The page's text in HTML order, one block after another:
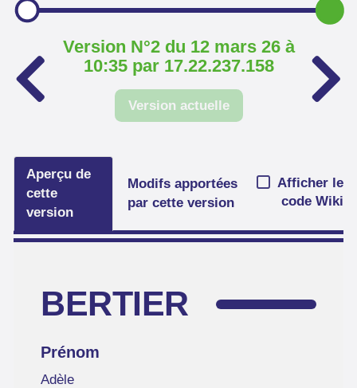
Version N°2 du 12 mars 26 à
10:35 par 17.22.237.158
Version actuelle
Aperçu de
cette
version
Modifs apportées
par cette version
Afficher le
code Wiki
BERTIER
Prénom
Adèle